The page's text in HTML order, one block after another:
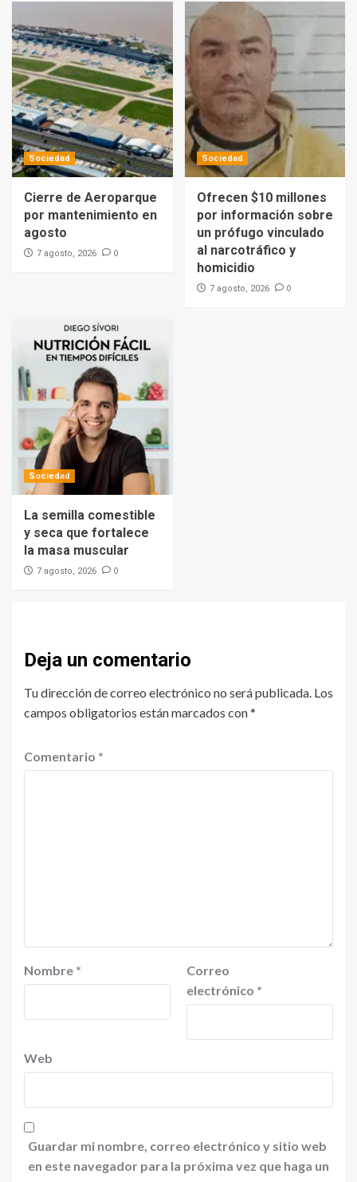
Sociedad
Cierre de Aeroparque
por mantenimiento en
agosto
7 agosto, 2026 0
Sociedad
Ofrecen $10 millones
por información sobre
un prófugo vinculado
al narcotráfico y
homicidio
7 agosto, 2026 0
Sociedad
La semilla comestible
y seca que fortalece
la masa muscular
7 agosto, 2026 0
Deja un comentario
Tu dirección de correo electrónico no será publicada. Los
campos obligatorios están marcados con*
Comentario *
Nombre *
Correo
electrónico *
Web
Guardar mi nombre, correo electrónico y sitio web
en este navegador para la próxima vez que haga un